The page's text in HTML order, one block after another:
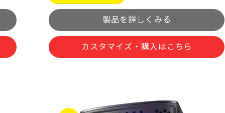
製品を詳しくみる
カスタマイズ・購入はこちら